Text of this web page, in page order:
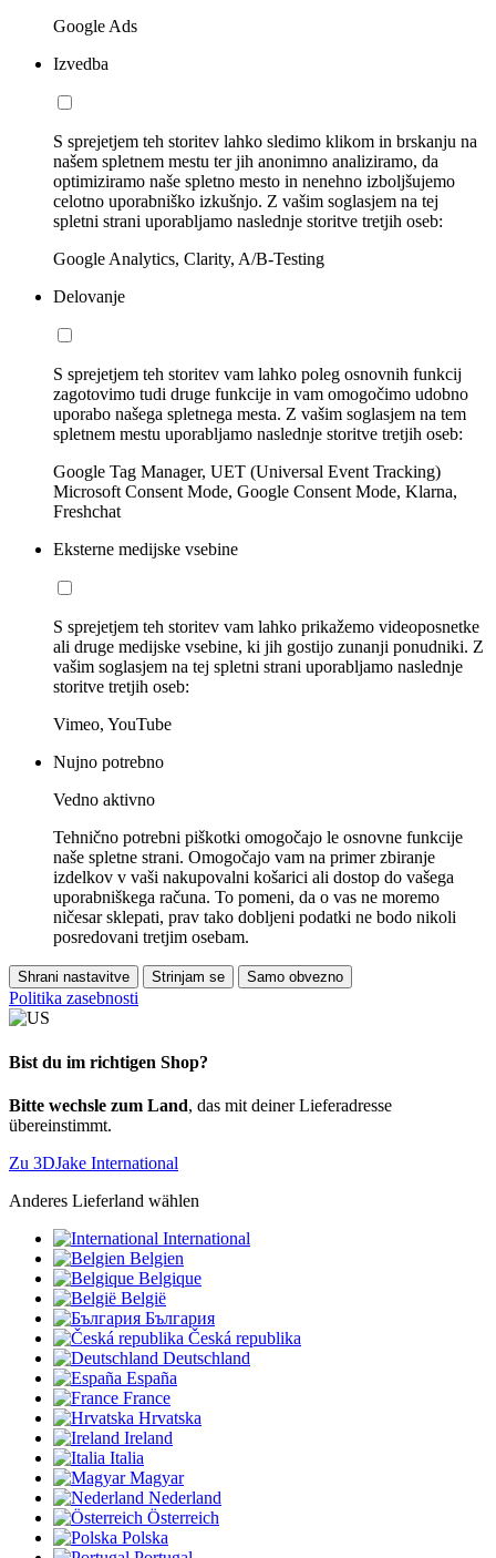
Google Ads
Izvedba
S sprejetjem teh storitev lahko sledimo klikom in brskanju na
našem spletnem mestu ter jih anonimno analiziramo, da
optimiziramo naše spletno mesto in nenehno izboljšujemo
celotno uporabniško izkušnjo. Z vašim soglasjem na tej
spletni strani uporabljamo naslednje storitve tretjih oseb:
Google Analytics, Clarity, A/B-Testing
Delovanje
S sprejetjem teh storitev vam lahko poleg osnovnih funkcij
zagotovimo tudi druge funkcije in vam omogočimo udobno
uporabo našega spletnega mesta. Z vašim soglasjem na tem
spletnem mestu uporabljamo naslednje storitve tretjih oseb:
Google Tag Manager, UET (Universal Event Tracking)
Microsoft Consent Mode, Google Consent Mode, Klarna,
Freshchat
Eksterne medijske vsebine
S sprejetjem teh storitev vam lahko prikažemo videoposnetke
ali druge medijske vsebine, ki jih gostijo zunanji ponudniki. Z
vašim soglasjem na tej spletni strani uporabljamo naslednje
storitve tretjih oseb:
Vimeo, YouTube
Nujno potrebno
Vedno aktivno
Tehnično potrebni piškotki omogočajo le osnovne funkcije
naše spletne strani. Omogočajo vam na primer zbiranje
izdelkov v vaši nakupovalni košarici ali dostop do vašega
uporabniškega računa. To pomeni, da o vas ne moremo
ničesar sklepati, prav tako dobljeni podatki ne bodo nikoli
posredovani tretjim osebam.
Shrani nastavitve Strinjam se Samo obvezno
Politika zasebnosti
Bist du im richtigen Shop?
Bitte wechsle zum Land, das mit deiner Lieferadresse
übereinstimmt.
Zu 3DJake International
Anderes Lieferland wählen
International
Belgien
Belgique
België
България
Česká republika
Deutschland
España
France
Hrvatska
Ireland
Italia
Magyar
Nederland
Österreich
Polska